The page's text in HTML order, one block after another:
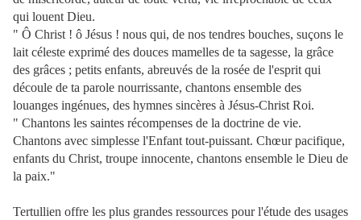
qui louent Dieu.
" Ô Christ ! ô Jésus ! nous qui, de nos tendres bouches, suçons le
lait céleste exprimé des douces mamelles de ta sagesse, la grâce
des grâces ; petits enfants, abreuvés de la rosée de l'esprit qui
découle de ta parole nourrissante, chantons ensemble des
louanges ingénues, des hymnes sincères à Jésus-Christ Roi.
" Chantons les saintes récompenses de la doctrine de vie.
Chantons avec simplesse l'Enfant tout-puissant. Chœur pacifique,
enfants du Christ, troupe innocente, chantons ensemble le Dieu de
la paix."
Tertullien offre les plus grandes ressources pour l'étude des usages